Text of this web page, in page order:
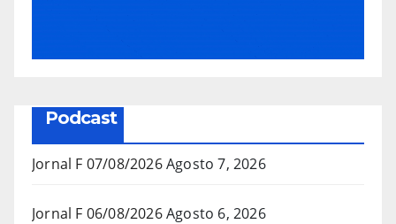
Podcast
Jornal F 07/08/2026Agosto 7, 2026
Jornal F 06/08/2026Agosto 6, 2026